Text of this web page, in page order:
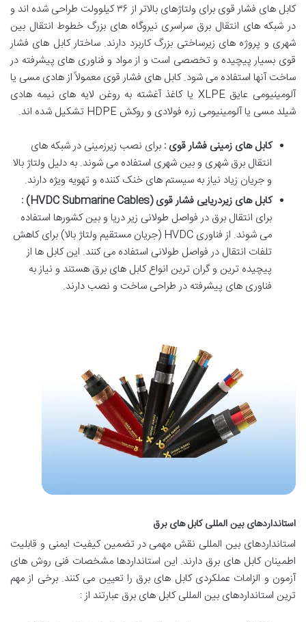
کابل های فشار قوی برای ولتاژهای بالاتر از ۳۶ کیلوولت طراحی شده اند و
در شبکه های انتقال برق سراسری نیروگاه های بزرگ خطوط انتقال بین
شهری و پروژه های زیرساختی بزرگ کاربرد دارند. ساختار کابل های فشار
قوی بسیار پیچیده و تخصصی است و از مواد و فناوری های پیشرفته در
ساخت آنها استفاده می شود. کابل های فشار قوی معمولاً از هادی مسی یا
آلومینیومی عایق XLPE یا کاغذ آغشته به روغن لایه های نیمه هادی
شیلد مسی یا آلومینیومی زره فولادی و روکش HDPE تشکیل شده اند.
کابل های زمینی فشار قوی : برای نصب زیرزمینی در شبکه های
انتقال برق شهری و بین شهری استفاده می شوند. به دلیل ولتاژ بالا
و جریان زیاد نیاز به سیستم های خنک کننده و تهویه ویژه دارند.
کابل های زیردریایی فشار قوی(HVDC Submarine Cables)
:
برای انتقال برق در فواصل طولانی زیر دریا و بین کشورها استفاده
می شوند. از فناوری HVDC (جریان مستقیم ولتاژ بالا) برای کاهش
تلفات انتقال در فواصل طولانی استفاده می کنند. این کابل ها از
پیچیده ترین و گران ترین انواع کابل های برق هستند و نیاز به
فناوری های پیشرفته در طراحی ساخت و نصب دارند.
استانداردهای بین المللی کابل های برق
استانداردهای بین المللی نقش مهمی در تضمین کیفیت ایمنی و قابلیت
اطمینان کابل های برق دارند. این استانداردها مشخصات فنی روش های
آزمون و الزامات عملکردی کابل های برق را تعیین می کنند. برخی از مهم
ترین استانداردهای بین المللی کابل های برق عبارتند از :